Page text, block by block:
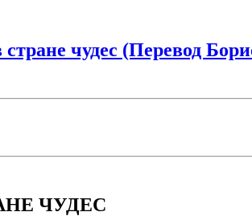
чудес (Перевод
ЧУДЕС